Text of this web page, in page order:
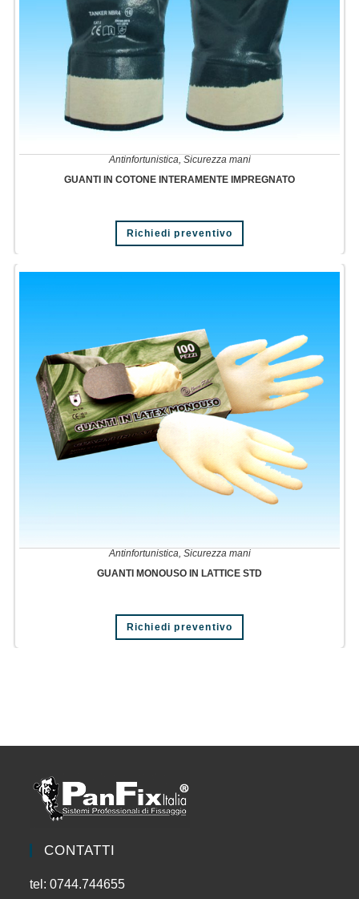
Antinfortunistica Sicurezza mani
GUANTI IN COTONE INTERAMENTE IMPREGNATO
Richiedi preventivo
Antinfortunistica Sicurezza mani
GUANTI MONOUSO IN LATTICE STD
Richiedi preventivo
CONTATTI
tel: 0744.744655